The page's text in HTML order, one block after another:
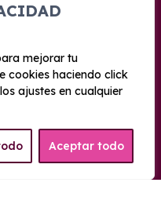
mejorar tu
cookies haciendo click
ajustes en cualquier
Aceptar todo
Todas las marcas
Renting